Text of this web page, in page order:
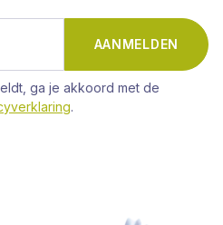
AANMELDEN
ga je akkoord met de
.